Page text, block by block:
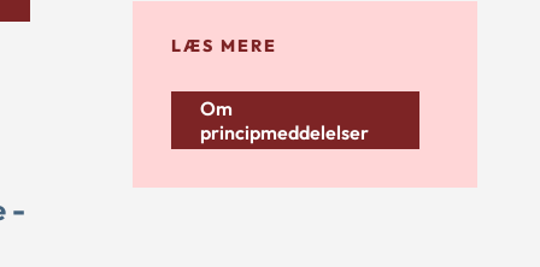
-
LÆS MERE
Om
principmeddelelser